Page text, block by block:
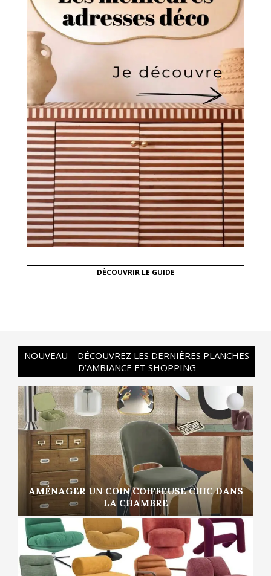
DÉCOUVRIR LE GUIDE
NOUVEAU – DÉCOUVREZ LES DERNIÈRES PLANCHES
D’AMBIANCE ET SHOPPING
AMÉNAGER UN COIN COIFFEUSE CHIC DANS
LA CHAMBRE